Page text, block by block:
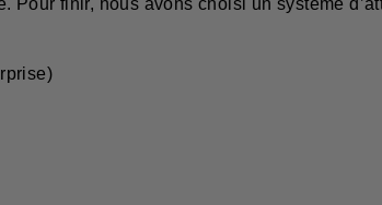
finir, nous avons choisi un système